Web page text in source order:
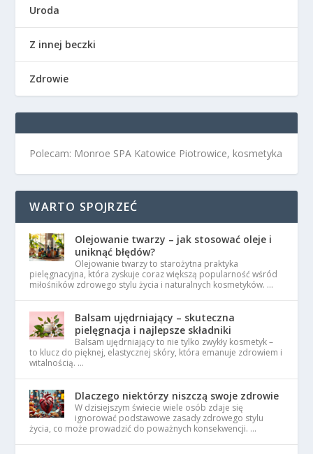
Uroda
Z innej beczki
Zdrowie
Polecam: Monroe SPA Katowice Piotrowice, kosmetyka
WARTO SPOJRZEĆ
Olejowanie twarzy – jak stosować oleje i
uniknąć błędów?
Olejowanie twarzy to starożytna praktyka
pielęgnacyjna, która zyskuje coraz większą popularność wśród
miłośników zdrowego stylu życia i naturalnych kosmetyków. …
Balsam ujędrniający – skuteczna
pielęgnacja i najlepsze składniki
Balsam ujędrniający to nie tylko zwykły kosmetyk –
to klucz do pięknej, elastycznej skóry, która emanuje zdrowiem i
witalnością. …
Dlaczego niektórzy niszczą swoje zdrowie
W dzisiejszym świecie wiele osób zdaje się
ignorować podstawowe zasady zdrowego stylu
życia, co może prowadzić do poważnych konsekwencji. …